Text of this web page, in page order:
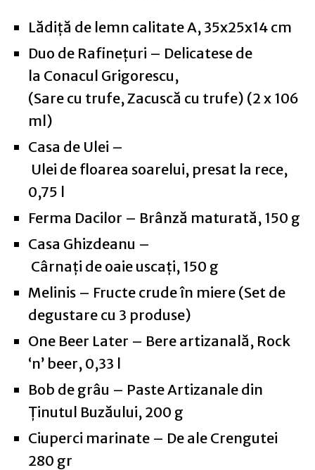
Lădiță de lemn calitate A, 35x25x14 cm
Duo de Rafinețuri – Delicatese de
la Conacul Grigorescu,
(Sare cu trufe, Zacuscă cu trufe) (2 x 106
ml)
Casa de Ulei –
Ulei de floarea soarelui, presat la rece,
0,75 l
Ferma Dacilor – Brânză maturată, 150 g
Casa Ghizdeanu –
Cârnați de oaie uscați, 150 g
Melinis – Fructe crude în miere (Set de
degustare cu 3 produse)
One Beer Later – Bere artizanală, Rock
‘n’ beer, 0,33 l
Bob de grâu – Paste Artizanale din
Ținutul Buzăului, 200 g
Ciuperci marinate – De ale Crengutei
280 gr